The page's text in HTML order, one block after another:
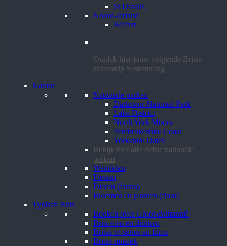
St Davids
Noord-Ierland
Belfast
Ontdek hier jouw volgende Britse
stedentrip bestemming
Natuur
Nationale parken
Dartmoor National Park
Lake District
North York Moors
Pembrokeshire Coast
Yorkshire Dales
Bekijk hier alle Britse nationale
parken
Wandelen
Fietsen
Dieren (fauna)
Bloemen en planten (flora)
Typisch Brits
Boeken over Groot-Brittannië
Brits eten en drinken
Britse tv-series en films
Britse muziek